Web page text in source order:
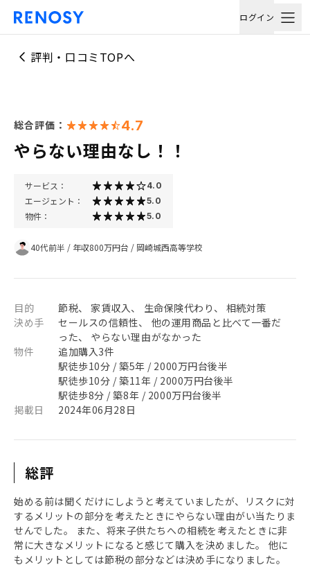
ログイン
評判・口コミTOPへ
総合評価： 4.7
やらない理由なし！！
サービス： 4.0
エージェント： 5.0
物件： 5.0
40代前半 / 年収800万円台 / 岡崎城西高等学校
目的
節税、 家賃収入、 生命保険代わり、 相続対策
決め手
セールスの信頼性、 他の運用商品と比べて一番だ
った、 やらない理由がなかった
物件
追加購入3件
駅徒歩10分 / 築5年 / 2000万円台後半
駅徒歩10分 / 築11年 / 2000万円台後半
駅徒歩8分 / 築8年 / 2000万円台後半
掲載日
2024年06月28日
総評
始める前は聞くだけにしようと考えていましたが、リスクに対
するメリットの部分を考えたときにやらない理由がい当たりま
せんでした。 また、将来子供たちへの相続を考えたときに非
常に大きなメリットになると感じて購入を決めました。 他に
もメリットとしては節税の部分などは決め手になりました。